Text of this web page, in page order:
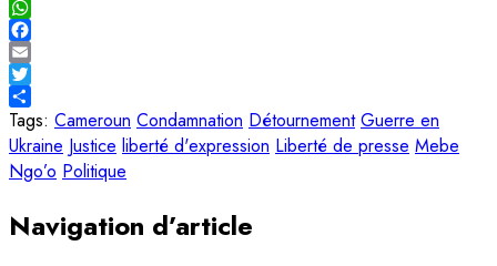
Copy
Link
WhatsApp
Facebook
Email
Twitter
Share
Tags: Cameroun Condamnation Détournement Guerre en
Ukraine Justice liberté d'expression Liberté de presse Mebe
Ngo’o Politique
Navigation d’article